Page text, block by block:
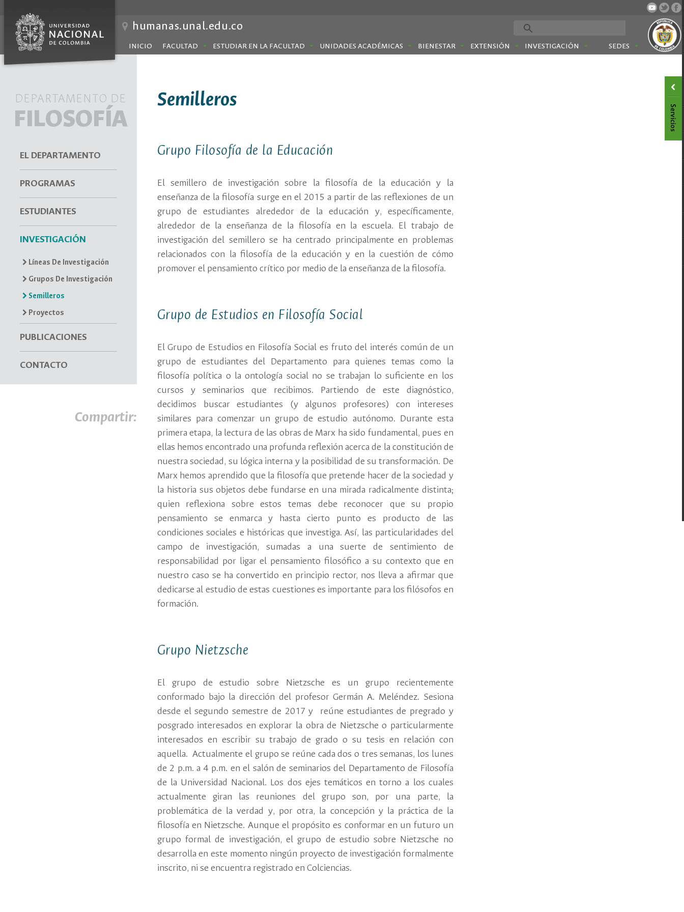
humanas.unal.edu.co
INICIO FACULTAD ESTUDIAR EN LA FACULTAD UNIDADES ACADÉMICAS BIENESTAR EXTENSIÓN INVESTIGACIÓN SEDES
DEPARTAMENTO DE
FILOSOFÍA
EL DEPARTAMENTO
PROGRAMAS
ESTUDIANTES
INVESTIGACIÓN
Líneas De Investigación
Grupos De Investigación
Semilleros
Proyectos
PUBLICACIONES
CONTACTO
Compartir:
Semilleros
Grupo Filosofía de la Educación
El semillero de investigación sobre la filosofía de la educación y la
enseñanza de la filosofía surge en el 2015 a partir de las reflexiones de un
grupo de estudiantes alrededor de la educación y, específicamente,
alrededor de la enseñanza de la filosofía en la escuela. El trabajo de
investigación del semillero se ha centrado principalmente en problemas
relacionados con la filosofía de la educación y en la cuestión de cómo
promover el pensamiento crítico por medio de la enseñanza de la filosofía.
Grupo de Estudios en Filosofía Social
El Grupo de Estudios en Filosofía Social es fruto del interés común de un
grupo de estudiantes del Departamento para quienes temas como la
filosofía política o la ontología social no se trabajan lo suficiente en los
cursos y seminarios que recibimos. Partiendo de este diagnóstico,
decidimos buscar estudiantes (y algunos profesores) con intereses
similares para comenzar un grupo de estudio autónomo. Durante esta
primera etapa, la lectura de las obras de Marx ha sido fundamental, pues en
ellas hemos encontrado una profunda reflexión acerca de la constitución de
nuestra sociedad, su lógica interna y la posibilidad de su transformación. De
Marx hemos aprendido que la filosofía que pretende hacer de la sociedad y
la historia sus objetos debe fundarse en una mirada radicalmente distinta;
quien reflexiona sobre estos temas debe reconocer que su propio
pensamiento se enmarca y hasta cierto punto es producto de las
condiciones sociales e históricas que investiga. Así, las particularidades del
campo de investigación, sumadas a una suerte de sentimiento de
responsabilidad por ligar el pensamiento filosófico a su contexto que en
nuestro caso se ha convertido en principio rector, nos lleva a afirmar que
dedicarse al estudio de estas cuestiones es importante para los filósofos en
formación.
Grupo Nietzsche
El grupo de estudio sobre Nietzsche es un grupo recientemente
conformado bajo la dirección del profesor Germán A. Meléndez. Sesiona
desde el segundo semestre de 2017 y reúne estudiantes de pregrado y
posgrado interesados en explorar la obra de Nietzsche o particularmente
interesados en escribir su trabajo de grado o su tesis en relación con
aquella. Actualmente el grupo se reúne cada dos o tres semanas, los lunes
de 2 p.m. a 4 p.m. en el salón de seminarios del Departamento de Filosofía
de la Universidad Nacional. Los dos ejes temáticos en torno a los cuales
actualmente giran las reuniones del grupo son, por una parte, la
problemática de la verdad y, por otra, la concepción y la práctica de la
filosofía en Nietzsche. Aunque el propósito es conformar en un futuro un
grupo formal de investigación, el grupo de estudio sobre Nietzsche no
desarrolla en este momento ningún proyecto de investigación formalmente
inscrito, ni se encuentra registrado en Colciencias.